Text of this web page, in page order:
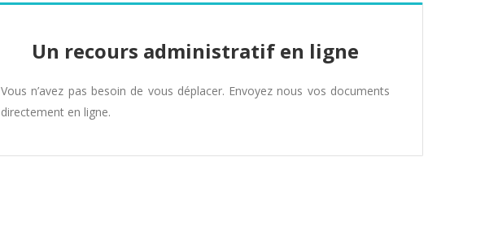
Un recours administratif en ligne
Vous n’avez pas besoin de vous déplacer. Envoyez nous vos documents
directement en ligne.